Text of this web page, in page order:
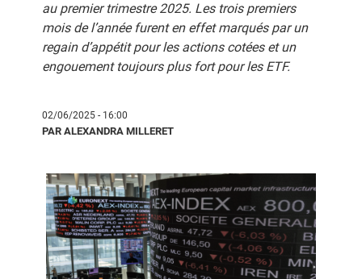
au premier trimestre 2025. Les trois premiers
mois de l’année furent en effet marqués par un
regain d’appétit pour les actions cotées et un
engouement toujours plus fort pour les ETF.
02/06/2025 - 16:00
PAR ALEXANDRA MILLERET